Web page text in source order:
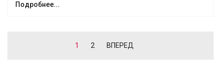
Подробнее...
1 2 ВПЕРЕД